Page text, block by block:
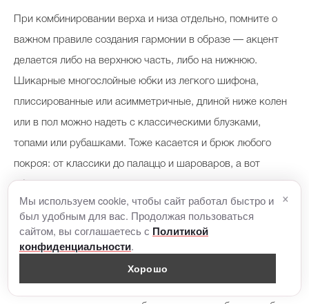
При комбинировании верха и низа отдельно, помните о
важном правиле создания гармонии в образе — акцент
делается либо на верхнюю часть, либо на нижнюю.
Шикарные многослойные юбки из легкого шифона,
плиссированные или асимметричные, длиной ниже колен
или в пол можно надеть с классическими блузками,
топами или рубашками. Тоже касается и брюк любого
покроя: от классики до палаццо и шароваров, а вот
обычные джинсы лучше оставить для повседневной носки.
Если вы собрались встречать Новый год 2023 и для этого
выбрали новую атласную блузу с оригинальными деталями
― бантами, одним рукавом, кружевом, пайетками, то в
качестве нижней части гардероба стоит надеть
Мы используем cookie, чтобы сайт работал быстро и
был удобным для вас. Продолжая пользоваться
сайтом, вы соглашаетесь с Политикой
конфиденциальности.
Хорошо
×